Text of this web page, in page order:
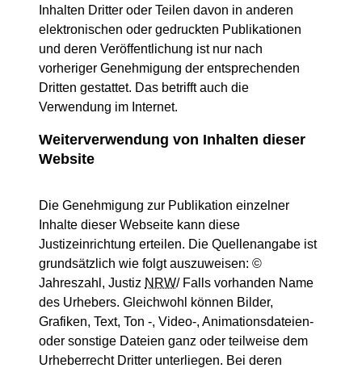
Inhalten Dritter oder Teilen davon in anderen
elektronischen oder gedruckten Publikationen
und deren Veröffentlichung ist nur nach
vorheriger Genehmigung der entsprechenden
Dritten gestattet. Das betrifft auch die
Verwendung im Internet.
Weiterverwendung von Inhalten dieser
Website
Die Genehmigung zur Publikation einzelner
Inhalte dieser Webseite kann diese
Justizeinrichtung erteilen. Die Quellenangabe ist
grundsätzlich wie folgt auszuweisen: ©
Jahreszahl, Justiz NRW/ Falls vorhanden Name
des Urhebers. Gleichwohl können Bilder,
Grafiken, Text, Ton -, Video-, Animationsdateien-
oder sonstige Dateien ganz oder teilweise dem
Urheberrecht Dritter unterliegen. Bei deren